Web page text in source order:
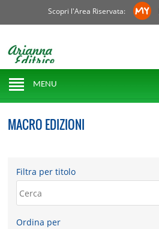
Scopri l'Area Riservata:
MENU
MACRO EDIZIONI
Filtra per titolo
Ordina per